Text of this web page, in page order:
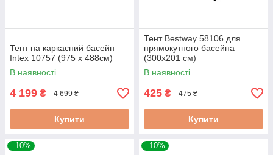
Тент на каркасний басейн
Intex 10757 (975 х 488см)
В наявності
4 199 ₴ 4 699 ₴
Купити
Тент Bestway 58106 для
прямокутного басейна
(300х201 см)
В наявності
425 ₴ 475 ₴
Купити
–10% –10%